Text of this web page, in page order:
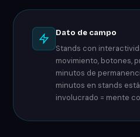
Dato de campo
Stands con
movimiento, botones,
minutos de
minutos en stands
involucrado = mente